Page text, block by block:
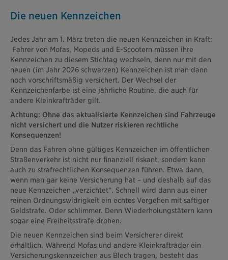
Die neuen Kennzeichen
Jedes Jahr am 1. März treten die neuen Kennzeichen in Kraft:
Fahrer von Mofas, Mopeds und E-Scootern müssen ihre
Kennzeichen zu diesem Stichtag wechseln, denn nur mit den
neuen (im Jahr 2026 schwarzen) Kennzeichen ist man dann
noch vorschriftsmäßig versichert. Der Wechsel der
Kennzeichenfarbe ist eine jährliche Routine, die auch für
andere Kleinkrafträder gilt.
Achtung: Ohne das aktualisierte Kennzeichen sind Fahrzeuge
nicht versichert und die Nutzer riskieren rechtliche
Konsequenzen!
Denn das Fahren ohne gültiges Kennzeichen im öffentlichen
Straßenverkehr ist nicht nur finanziell riskant, sondern kann
auch zu strafrechtlichen Konsequenzen führen. Etwa dann,
wenn man gar keine Versicherung hat – und deshalb auf das
neue Kennzeichen „verzichtet“. Schnell wird dann aus einer
reinen Ordnungswidrigkeit ein echtes Vergehen mit saftiger
Geldstrafe. Oder schlimmer. Denn Wiederholungstätern kann
sogar eine Freiheitsstrafe drohen.
Die neuen Kennzeichen sind beim Versicherer direkt
erhältlich. Während Mofas und andere Kleinkrafträder ein
Versicherungskennzeichen aus Blech tragen, besteht das